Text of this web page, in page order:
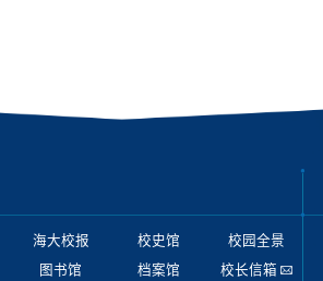
海大校报 校史馆
校园全景
图书馆 档案馆 校长信箱